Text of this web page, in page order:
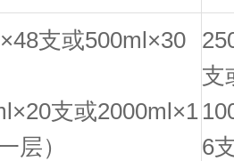
支或500ml×30
支或2000ml×1
层）
支
6